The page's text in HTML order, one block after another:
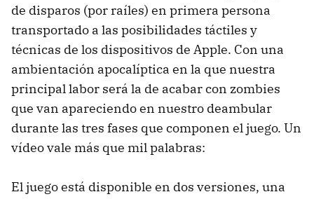
de disparos (por raíles) en primera persona
transportado a las posibilidades táctiles y
técnicas de los dispositivos de Apple. Con una
ambientación apocalíptica en la que nuestra
principal labor será la de acabar con zombies
que van apareciendo en nuestro deambular
durante las tres fases que componen el juego. Un
vídeo vale más que mil palabras:
El juego está disponible en dos versiones, una